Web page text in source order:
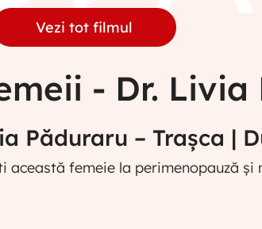
Vezi tot filmul
- Dr. Livia
Păduraru – Trașca |
această femeie la perimenopauză și